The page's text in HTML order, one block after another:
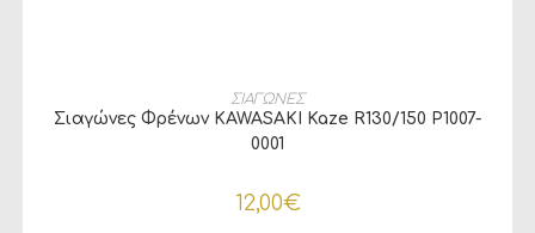
ΔΙΑΒΆΣΤΕ ΠΕΡΙΣΣΌΤΕΡΑ
ΣΙΑΓΩΝΕΣ
Σιαγώνες Φρένων KAWASAKI Kaze R130/150 P1007-
0001
12,00€